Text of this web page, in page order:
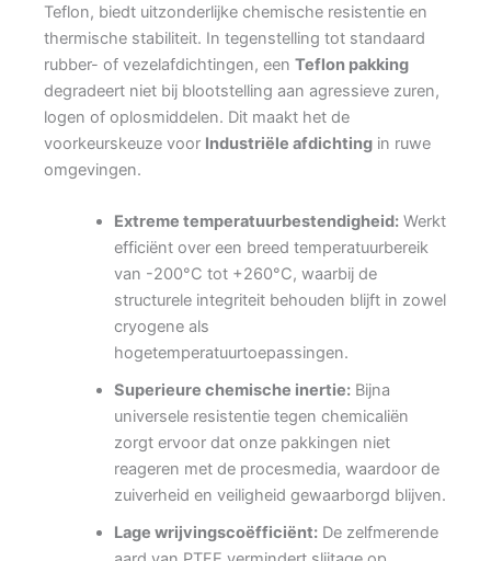
Teflon, biedt uitzonderlijke chemische resistentie en
thermische stabiliteit. In tegenstelling tot standaard
rubber- of vezelafdichtingen, een Teflon pakking
degradeert niet bij blootstelling aan agressieve zuren,
logen of oplosmiddelen. Dit maakt het de
voorkeurskeuze voor Industriële afdichting in ruwe
omgevingen.
Extreme temperatuurbestendigheid:Werkt
efficiënt over een breed temperatuurbereik
van -200°C tot +260°C, waarbij de
structurele integriteit behouden blijft in zowel
cryogene als
hogetemperatuurtoepassingen.
Superieure chemische inertie:Bijna
universele resistentie tegen chemicaliën
zorgt ervoor dat onze pakkingen niet
reageren met de procesmedia, waardoor de
zuiverheid en veiligheid gewaarborgd blijven.
Lage wrijvingscoëfficiënt:De zelfmerende